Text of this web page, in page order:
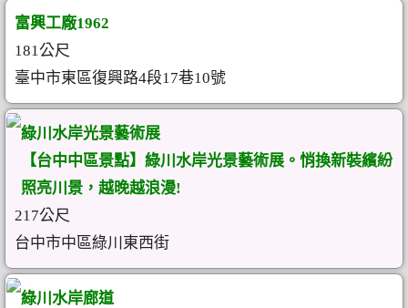
富興工廠1962
181公尺
臺中市東區復興路4段17巷10號
綠川水岸光景藝術展
【台中中區景點】綠川水岸光景藝術展。悄換新裝繽紛
照亮川景，越晚越浪漫!
217公尺
台中市中區綠川東西街
綠川水岸廊道